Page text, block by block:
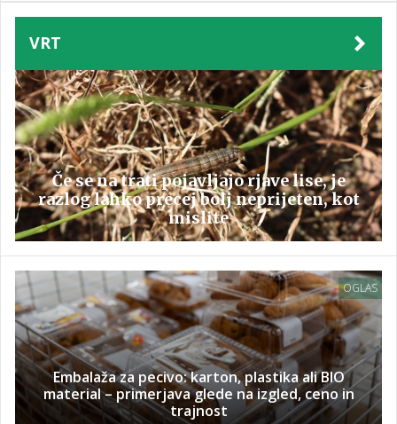
VRT
Če se na trati pojavljajo rjave lise, je
razlog lahko precej bolj neprijeten, kot
mislite
OGLAS
Embalaža za pecivo: karton, plastika ali BIO
material – primerjava glede na izgled, ceno in
trajnost